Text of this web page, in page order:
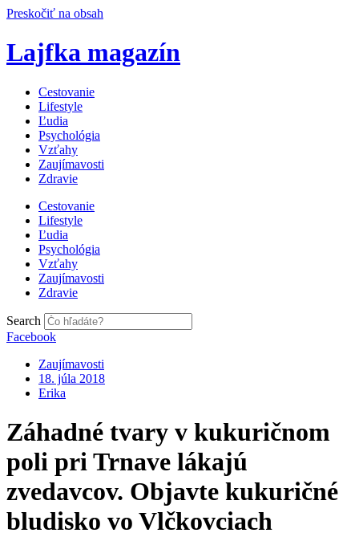
Preskočiť na obsah
Lajfka magazín
Cestovanie
Lifestyle
Ľudia
Psychológia
Vzťahy
Zaujímavosti
Zdravie
Cestovanie
Lifestyle
Ľudia
Psychológia
Vzťahy
Zaujímavosti
Zdravie
Search
Facebook
Zaujímavosti
18. júla 2018
Erika
Záhadné tvary v kukuričnom
poli pri Trnave lákajú
zvedavcov. Objavte kukuričné
bludisko vo Vlčkovciach